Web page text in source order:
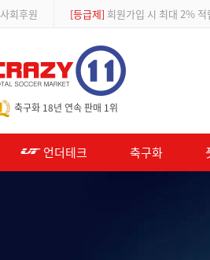
사회후원 [이벤트] APP 주문 시 적립금
축구화 18년 연속 판매 1위
언더테크 축구화